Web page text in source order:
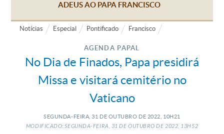
ADEUS AO PAPA FRANCISCO
Notícias Especial Pontificado Francisco
AGENDA PAPAL
No Dia de Finados, Papa presidirá
Missa e visitará cemitério no
Vaticano
SEGUNDA-FEIRA, 31 DE OUTUBRO DE 2022, 10H21
MODIFICADO: SEGUNDA-FEIRA, 31 DEOUTUBRO DE2022, 13H52